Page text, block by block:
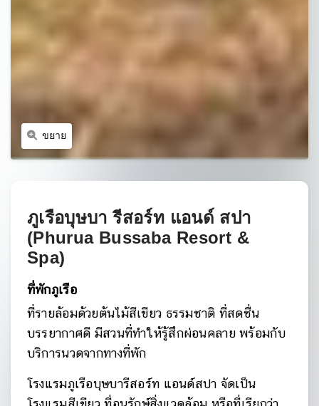
ขยาย
ภูเรือบุษบา รีสอร์ท แอนด์ สปา
(Phurua Bussaba Resort &
Spa)
ที่พักภูเรือ
ที่รายล้อมด้วยต้นไม้สีเขียว ธรรมชาติ ที่สดชื่น
บรรยากาศดี มีสวนที่ทำให้รู้สึกผ่อนคลาย พร้อมกับ
บริการนวดจากทางที่พัก
โรงแรมภูเรือบุษบารีสอร์ท แอนด์สปา จัดเป็น